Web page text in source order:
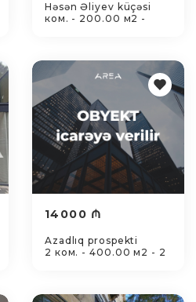
Həsən Əliyev küçəsi
ком. - 200.00 м2 -
14000 ₼
Azadlıq prospekti
2 ком. - 400.00 м2 - 2